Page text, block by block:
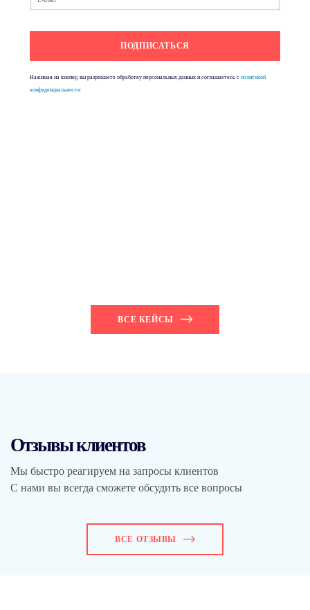
Нажимая на кнопку, вы разрешаете обработку персональных данных и соглашаетесь сполитикой
конфиденциальности
ВСЕ КЕЙСЫ
Отзывы клиентов
Мы быстро реагируем на запросы клиентов
С нами вы всегда сможете обсудить все вопросы
ВСЕ ОТЗЫВЫ